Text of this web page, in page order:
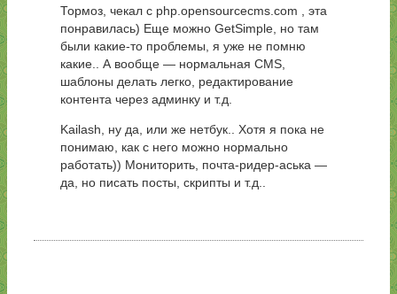
Тормоз, чекал с php.opensourcecms.com , эта
понравилась) Еще можно GetSimple, но там
были какие-то проблемы, я уже не помню
какие.. А вообще — нормальная CMS,
шаблоны делать легко, редактирование
контента через админку и т.д.
Kailash, ну да, или же нетбук.. Хотя я пока не
понимаю, как с него можно нормально
работать)) Мониторить, почта-ридер-аська —
да, но писать посты, скрипты и т.д..